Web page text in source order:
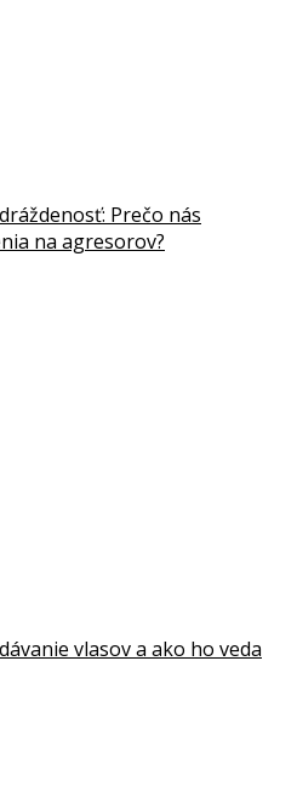
Prečo nás
na agresorov?
vlasov a ako ho veda